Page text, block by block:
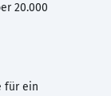
20.000
für ein